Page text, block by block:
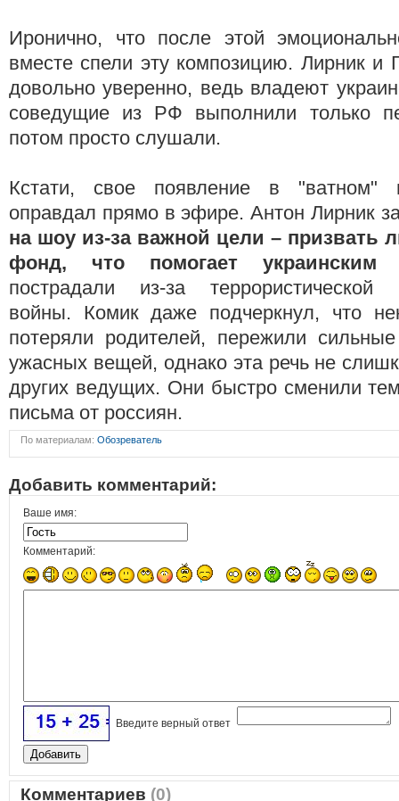
Иронично, что после этой
вместе спели эту композицию. Лирник и
довольно уверенно, ведь владеют
соведущие из РФ выполнили только
потом просто слушали.
Кстати, свое появление в "ватном"
оправдал прямо в эфире. Антон Лирник
на шоу из-за важной цели – призвать
фонд, что помогает украинским
пострадали из-за террористической
войны. Комик даже подчеркнул, что
потеряли родителей, пережили
ужасных вещей, однако эта речь не
других ведущих. Они быстро сменили
письма от россиян.
По материалам: Обозреватель
Добавить комментарий:
Ваше имя:
Комментарий:
Введите верный ответ
Комментариев (0)